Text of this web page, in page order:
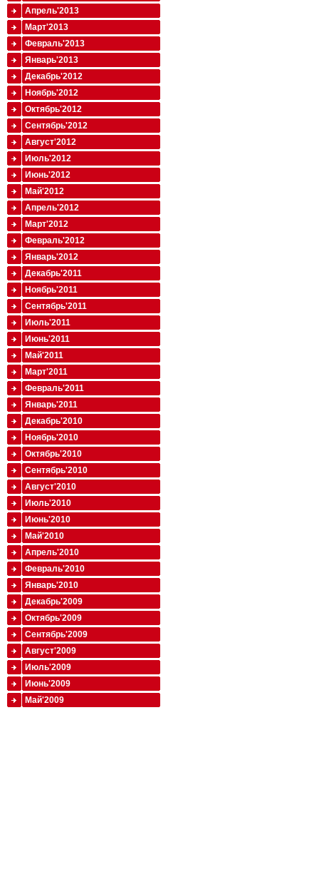
Апрель'2013
Март'2013
Февраль'2013
Январь'2013
Декабрь'2012
Ноябрь'2012
Октябрь'2012
Сентябрь'2012
Август'2012
Июль'2012
Июнь'2012
Май'2012
Апрель'2012
Март'2012
Февраль'2012
Январь'2012
Декабрь'2011
Ноябрь'2011
Сентябрь'2011
Июль'2011
Июнь'2011
Май'2011
Март'2011
Февраль'2011
Январь'2011
Декабрь'2010
Ноябрь'2010
Октябрь'2010
Сентябрь'2010
Август'2010
Июль'2010
Июнь'2010
Май'2010
Апрель'2010
Февраль'2010
Январь'2010
Декабрь'2009
Октябрь'2009
Сентябрь'2009
Август'2009
Июль'2009
Июнь'2009
Май'2009